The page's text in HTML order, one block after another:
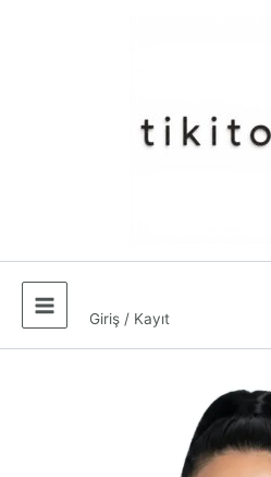
Giriş / Kayıt